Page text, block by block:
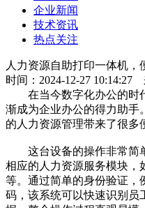
企业新闻
技术资讯
热点关注
人力资源自助打印一体机，
时间：2024-12-27 10:14:27
在当今数字化办公的时
渐成为企业办公的得力助手
的人力资源管理带来了很多
这台设备的操作非常简
相应的人力资源服务模块，
等。通过简单的身份验证，
码，该系统可以快速识别员